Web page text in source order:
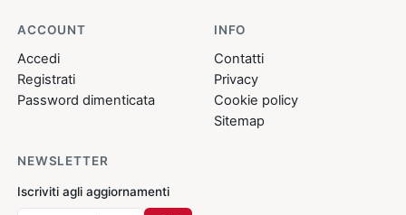
ACCOUNT
Accedi
Registrati
Password dimenticata
INFO
Contatti
Privacy
Cookie policy
Sitemap
NEWSLETTER
Iscriviti agli aggiornamenti